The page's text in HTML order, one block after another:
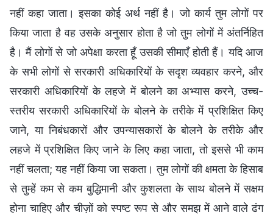
नहीं कहा जाता। इसका कोई अर्थ नहीं है। जो कार्य तुम लोगों पर
किया जाता है वह उसके अनुसार होता है जो तुम लोगों में अंतर्निहित
है। मैं लोगों से जो अपेक्षा करता हूँ उसकी सीमाएँ होती हैं। यदि आज
के सभी लोगों से सरकारी अधिकारियों के सदृश व्यवहार करने, और
सरकारी अधिकारियों के लहजे में बोलने का अभ्यास करने, उच्च-
स्तरीय सरकारी अधिकारियों के बोलने के तरीके में प्रशिक्षित किए
जाने, या निबंधकारों और उपन्यासकारों के बोलने के तरीके और
लहजे में प्रशिक्षित किए जाने के लिए कहा जाता, तो इससे भी काम
नहीं चलता; यह नहीं किया जा सकता। तुम लोगों की क्षमता के हिसाब
से तुम्हें कम से कम बुद्धिमानी और कुशलता के साथ बोलने में सक्षम
होना चाहिए और चीज़ों को स्पष्ट रूप से और समझ में आने वाले ढंग